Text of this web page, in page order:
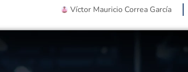
Víctor Mauricio Correa García